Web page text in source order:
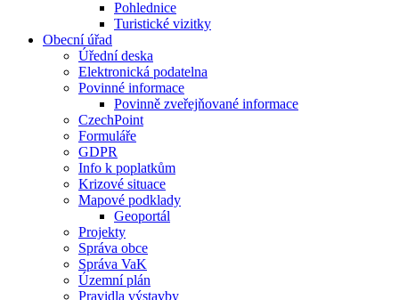
Pohlednice
Turistické vizitky
Obecní úřad
Úřední deska
Elektronická podatelna
Povinné informace
Povinně zveřejňované informace
CzechPoint
Formuláře
GDPR
Info k poplatkům
Krizové situace
Mapové podklady
Geoportál
Projekty
Správa obce
Správa VaK
Územní plán
Pravidla výstavby